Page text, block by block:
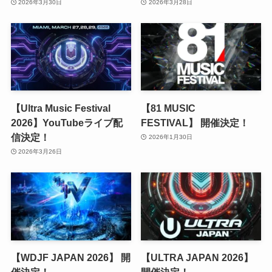
2026年3月30日 2026年3月28日
【Ultra Music Festival
2026】YouTubeライブ配
信決定！
2026年3月26日
【81 MUSIC
FESTIVAL】 開催決定！
2026年1月30日
【WDJF JAPAN 2026】 開
【ULTRA JAPAN 2026】